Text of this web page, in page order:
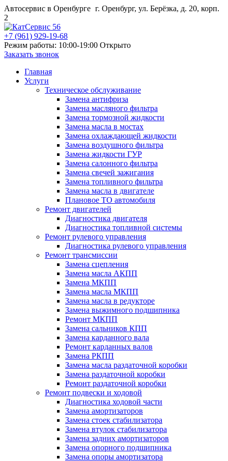
Автосервис в Оренбурге г. Оренбург, ул. Берёзка, д. 20, корп.
2
+7 (961) 929-19-68
Режим работы: 10:00-19:00 Открыто
Заказать звонок
Главная
Услуги
Техническое обслуживание
Замена антифриза
Замена масляного фильтра
Замена тормозной жидкости
Замена масла в мостах
Замена охлаждающей жидкости
Замена воздушного фильтра
Замена жидкости ГУР
Замена салонного фильтра
Замена свечей зажигания
Замена топливного фильтра
Замена масла в двигателе
Плановое ТО автомобиля
Ремонт двигателей
Диагностика двигателя
Диагностика топливной системы
Ремонт рулевого управления
Диагностика рулевого управления
Ремонт трансмиссии
Замена сцепления
Замена масла АКПП
Замена МКПП
Замена масла МКПП
Замена масла в редукторе
Замена выжимного подшипника
Ремонт МКПП
Замена сальников КПП
Замена карданного вала
Ремонт карданных валов
Замена РКПП
Замена масла раздаточной коробки
Замена раздаточной коробки
Ремонт раздаточной коробки
Ремонт подвески и ходовой
Диагностика ходовой части
Замена амортизаторов
Замена стоек стабилизатора
Замена втулок стабилизатора
Замена задних амортизаторов
Замена опорного подшипника
Замена опоры амортизатора